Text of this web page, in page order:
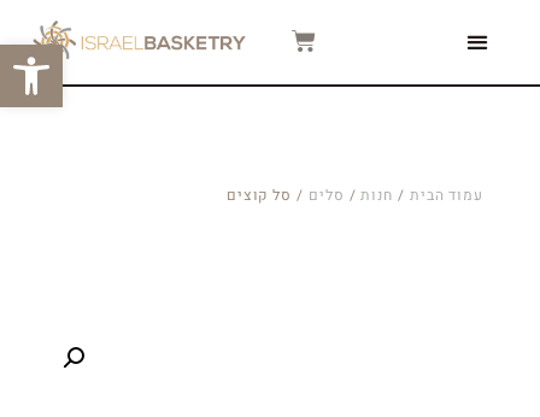
עמוד הבית / חנות/ סלים / סל קוצים
פתח